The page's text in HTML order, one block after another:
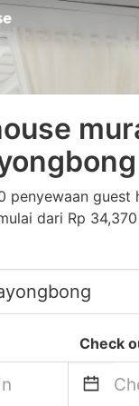
penyewaan guest
dari Rp 34,370
Check